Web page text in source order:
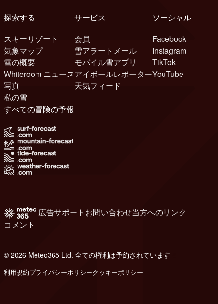
探索する
スキーリゾート
気象マップ
雪の概要
Whiteroom ニュース
写真
私の雪
サービス
会員
雪アラートメール
モバイル雪アプリ
アイボールレポーター
天気フィード
ソーシャル
Facebook
Instagram
TikTok
YouTube
すべての冒険の予報
広告サポート お問い合わせ当方へのリンク
コメント
© 2026 Meteo365 Ltd. 全ての権利は予約されています
利用規約プライバシーポリシークッキーポリシー